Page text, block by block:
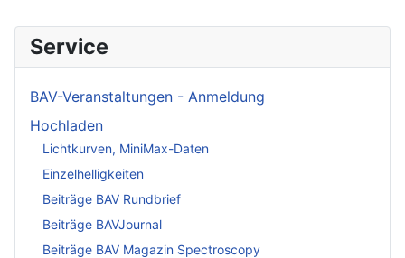
Service
BAV-Veranstaltungen - Anmeldung
Hochladen
Lichtkurven, MiniMax-Daten
Einzelhelligkeiten
Beiträge BAV Rundbrief
Beiträge BAVJournal
Beiträge BAV Magazin Spectroscopy